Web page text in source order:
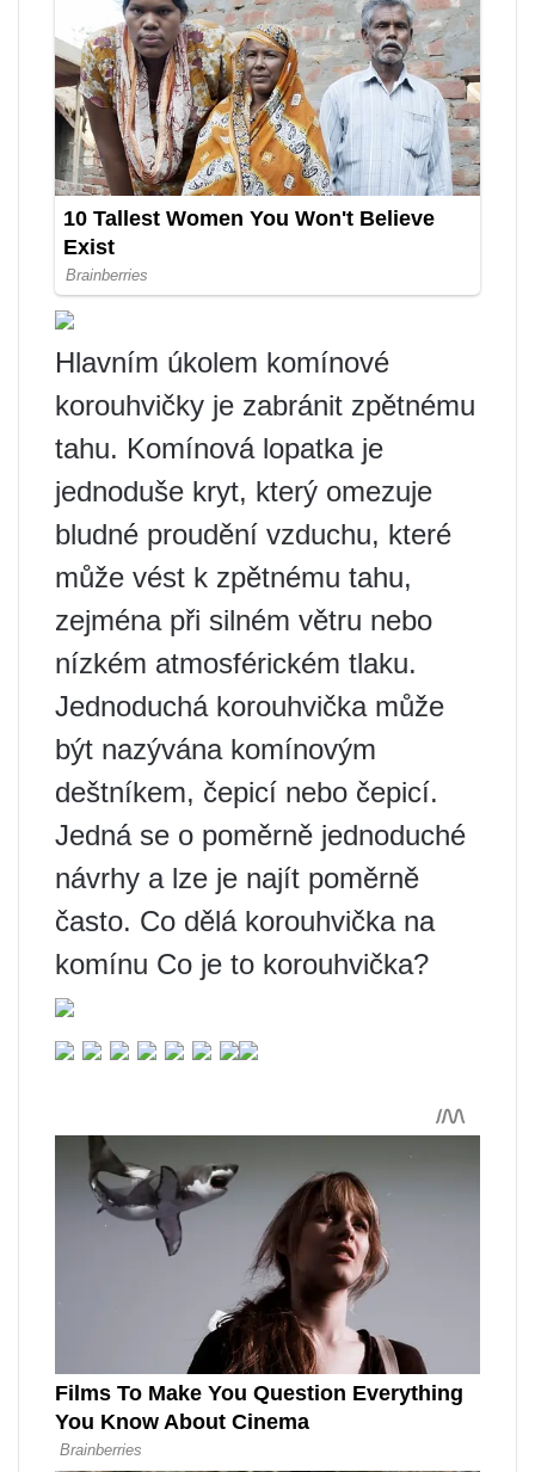
Hlavním úkolem komínové
korouhvičky je zabránit zpětnému
tahu. Komínová lopatka je
jednoduše kryt, který omezuje
bludné proudění vzduchu, které
může vést k zpětnému tahu,
zejména při silném větru nebo
nízkém atmosférickém tlaku.
Jednoduchá korouhvička může
být nazývána komínovým
deštníkem, čepicí nebo čepicí.
Jedná se o poměrně jednoduché
návrhy a lze je najít poměrně
často. Co dělá korouhvička na
komínu Co je to korouhvička?